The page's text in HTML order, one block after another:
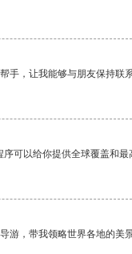
手，让我能够与朋友保持联
可以给你提供全球覆盖和最
游，带我领略世界各地的美景